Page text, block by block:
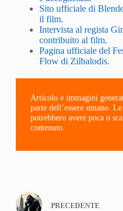
Sito ufficiale di
il film.
Intervista al regista
contribuito al film.
Pagina ufficiale del
Flow di Zilbalodis.
Articolo e immagini
parte dell’essere umano.
potrebbero avere poca o
contenuto.
PRECEDENTE